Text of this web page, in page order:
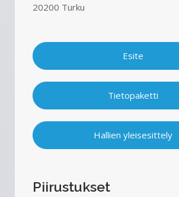
20200 Turku
Esite
Tietopaketti
Hallien yleisesittely
Piirustukset